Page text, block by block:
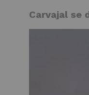
Carvajal se